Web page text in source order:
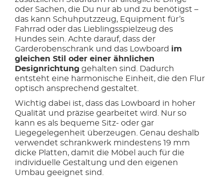
oder Sachen, die Du nur ab und zu benötigst –
das kann Schuhputzzeug, Equipment für’s
Fahrrad oder das Lieblingsspielzeug des
Hundes sein. Achte darauf, dass der
Garderobenschrank und das Lowboard im
gleichen Stil oder einer ähnlichen
Designrichtung gehalten sind. Dadurch
entsteht eine harmonische Einheit, die den Flur
optisch ansprechend gestaltet.
Wichtig dabei ist, dass das Lowboard in hoher
Qualität und präzise gearbeitet wird. Nur so
kann es als bequeme Sitz- oder gar
Liegegelegenheit überzeugen. Genau deshalb
verwendet schrankwerk mindestens 19 mm
dicke Platten, damit die Möbel auch für die
individuelle Gestaltung und den eigenen
Umbau geeignet sind.